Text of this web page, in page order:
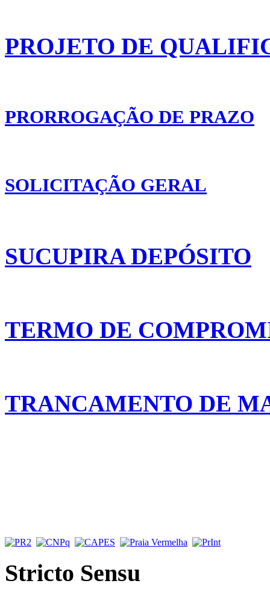
PROJETO DE
PRORROGAÇÃO DE PRAZO
SOLICITAÇÃO GERAL
SUCUPIRA DEPÓSITO
TERMO DE
TRANCAMENTO DE
Stricto Sensu